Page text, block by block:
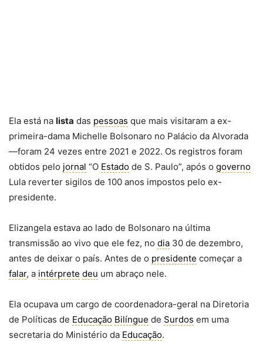
Ela está na lista das pessoas que mais visitaram a ex-
primeira-dama Michelle Bolsonaro no Palácio da Alvorada
—foram 24 vezes entre 2021 e 2022. Os registros foram
obtidos pelo jornal “O Estado de S. Paulo”, após o governo
Lula reverter sigilos de 100 anos impostos pelo ex-
presidente.
Elizangela estava ao lado de Bolsonaro na última
transmissão ao vivo que ele fez, no dia 30 de dezembro,
antes de deixar o país. Antes de o presidente começar a
falar, a intérprete deu um abraço nele.
Ela ocupava um cargo de coordenadora-geral na Diretoria
de Políticas de Educação Bilíngue de Surdos em uma
secretaria do Ministério da Educação.